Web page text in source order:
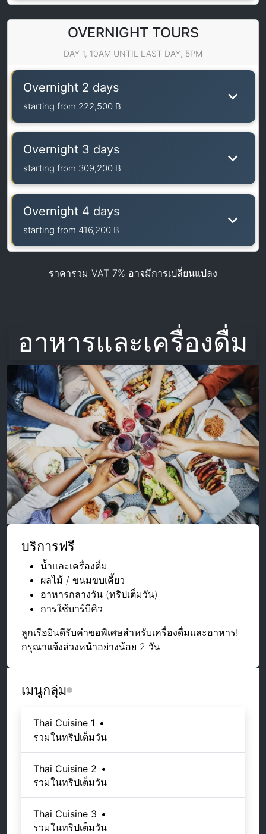
OVERNIGHT TOURS
DAY 1, 10AM UNTIL LAST DAY, 5PM
Overnight 2 days
starting from 222,500 ฿
Overnight 3 days
starting from 309,200 ฿
Overnight 4 days
starting from 416,200 ฿
ราคารวม VAT 7% อาจมีการเปลี่ยนแปลง
อาหารและเครื่องดื่ม
บริการฟรี
น้ำและเครื่องดื่ม
ผลไม้ / ขนมขบเคี้ยว
อาหารกลางวัน (ทริปเต็มวัน)
การใช้บาร์บีคิว
ลูกเรือยินดีรับคำขอพิเศษสำหรับเครื่องดื่มและอาหาร!
กรุณาแจ้งล่วงหน้าอย่างน้อย 2 วัน
เมนูกลุ่ม
Thai Cuisine 1 •
รวมในทริปเต็มวัน
Thai Cuisine 2 •
รวมในทริปเต็มวัน
Thai Cuisine 3 •
รวมในทริปเต็มวัน